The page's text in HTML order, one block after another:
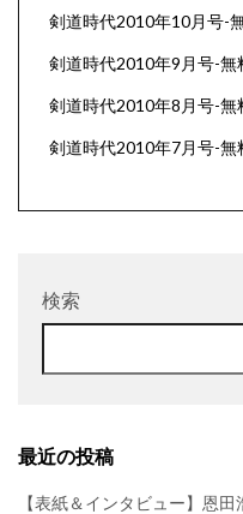
剣道時代2010年10月号-
剣道時代2010年9月号-無
剣道時代2010年8月号-無
剣道時代2010年7月号-無
検索
最近の投稿
【表紙＆インタビュー】恩